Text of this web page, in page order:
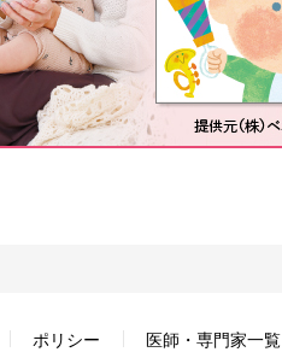
ポリシー 医師・専門家一覧